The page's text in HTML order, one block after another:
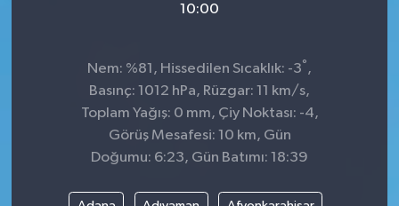
10:00
Nem: %81, Hissedilen Sıcaklık: -3° ,
Basınç: 1012 hPa, Rüzgar: 11 km/s,
Toplam Yağış: 0 mm, Çiy Noktası: -4,
Görüş Mesafesi: 10 km, Gün
Doğumu: 6:23, Gün Batımı: 18:39